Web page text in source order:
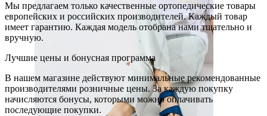
Мы предлагаем только качественные ортопедические товары
европейских и российских производителей. Каждый товар
имеет гарантию. Каждая модель отобрана нами тщательно и
вручную.
Лучшие цены и бонусная программа
В нашем магазине действуют минимальные рекомендованные
производителями розничные цены. За каждую покупку
начисляются бонусы, которыми можно оплачивать
последующие покупки.